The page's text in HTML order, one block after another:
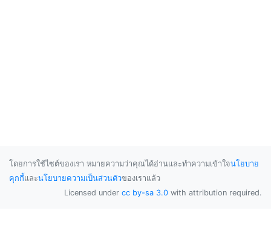
โดยการใช้ไซต์ของเรา หมายความว่าคุณได้อ่านและทำความเข้าใจนโยบาย
คุกกี้และนโยบายความเป็นส่วนตัวของเราแล้ว
Licensed under cc by-sa 3.0 with attribution required.